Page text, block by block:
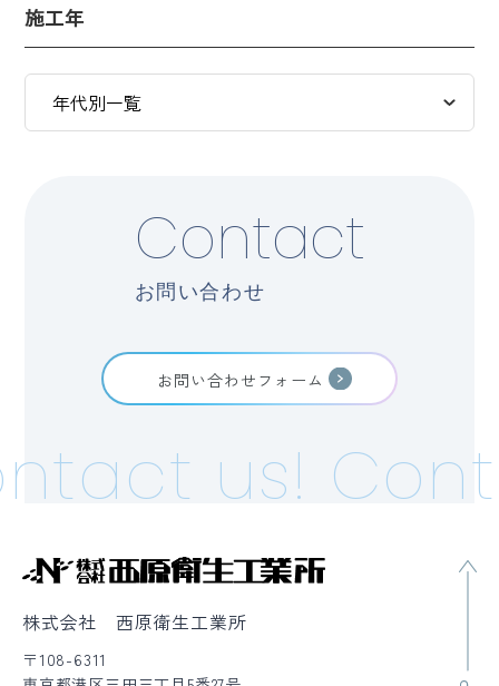
施工年
Contact
お問い合わせ
お問い合わせフォーム
us!
株式会社 西原衛生工業所
〒108-6311